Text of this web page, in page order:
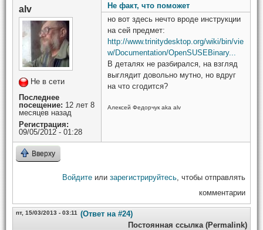
alv
Не в сети
Последнее
посещение: 12 лет 8
месяцев назад
Регистрация:
09/05/2012 - 01:28
Не факт, что поможет
но вот здесь нечто вроде инструкции
на сей предмет:
http://www.trinitydesktop.org/wiki/bin/vie
w/Documentation/OpenSUSEBinary...
В деталях не разбирался, на взгляд
выглядит довольно мутно, но вдруг
на что сгодится?
Алексей Федорчук aka alv
Вверху
Войдите или зарегистрируйтесь , чтобы отправлять
комментарии
пт, 15/03/2013 - 03:11
(Ответ на #24)
Постоянная ссылка (Permalink)